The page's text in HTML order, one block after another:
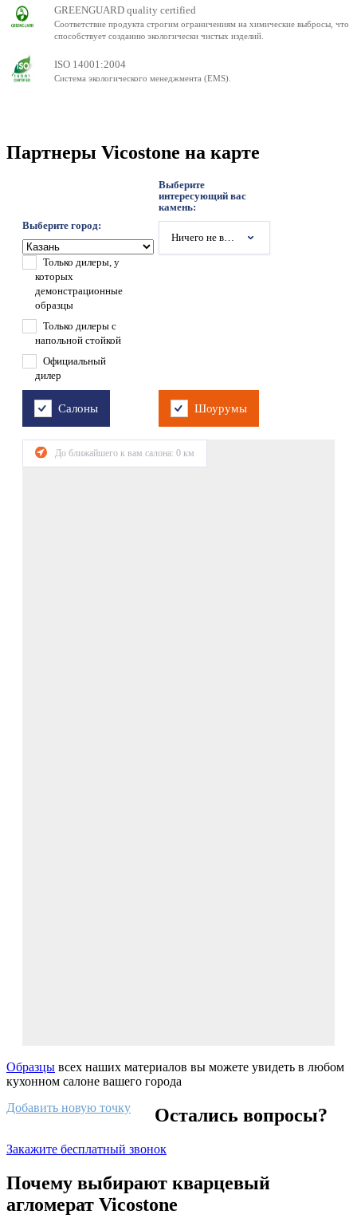
GREENGUARD quality certified
Соответствие продукта строгим ограничениям на химические выбросы, что
способствует созданию экологически чистых изделий.
ISO 14001:2004
Система экологического менеджмента (EMS).
Партнеры Vicostone на карте
Выберите город:
Выберите
интересующий вас
камень:
Ничего не выбрано
Только дилеры, у
которых
демонстрационные
образцы
Только дилеры с
напольной стойкой
Официальный
дилер
Салоны Шоурумы
До ближайшего к вам салона: 0 км
Образцы всех наших материалов вы можете увидеть в любом
кухонном салоне вашего города
Добавить новую точку
Остались вопросы?
Закажите бесплатный звонок
Почему выбирают кварцевый
агломерат Vicostone